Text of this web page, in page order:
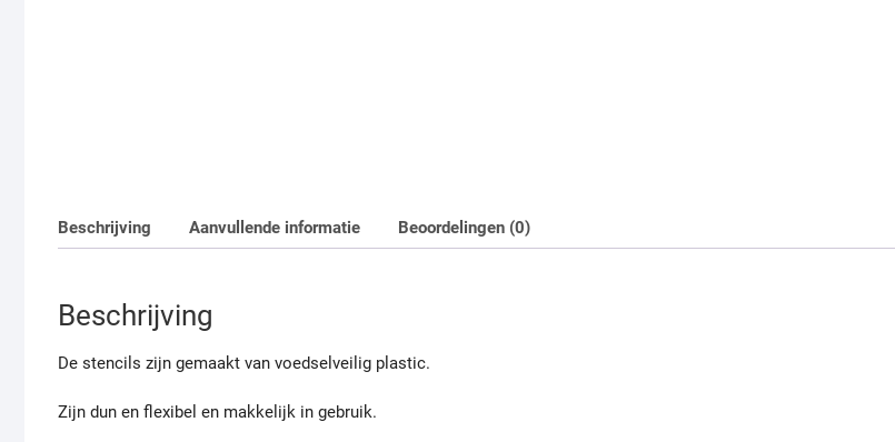
Beschrijving Aanvullende informatie Beoordelingen (0)
Beschrijving
De stencils zijn gemaakt van voedselveilig plastic.
Zijn dun en flexibel en makkelijk in gebruik.